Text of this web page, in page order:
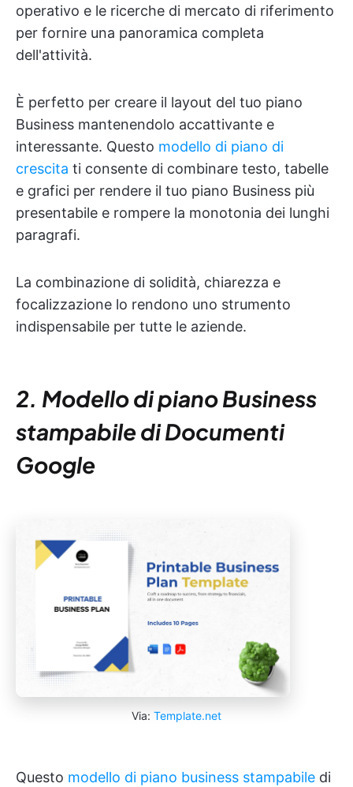
operativo e le ricerche di mercato di riferimento
per fornire una panoramica completa
dell'attività.
È perfetto per creare il layout del tuo piano
Business mantenendolo accattivante e
interessante. Questo modello di piano di
crescita ti consente di combinare testo, tabelle
e grafici per rendere il tuo piano Business più
presentabile e rompere la monotonia dei lunghi
paragrafi.
La combinazione di solidità, chiarezza e
focalizzazione lo rendono uno strumento
indispensabile per tutte le aziende.
2. Modello di piano Business
stampabile di Documenti
Google
Via: Template.net
Questo modello di piano business stampabile di